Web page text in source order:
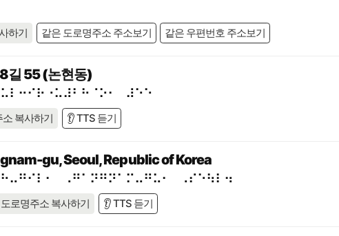
하기 같은 도로명주소 주소보기 같은 우편번호 주소보기
길 55 (논현동)
복사하기 👂 TTS 듣기
gu, Seoul, Republic of Korea
로명주소 복사하기 👂 TTS 듣기